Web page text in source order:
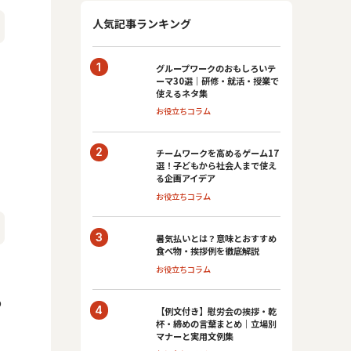
人気記事ランキング
グループワークのおもしろいテ
ーマ30選｜研修・就活・授業で
使えるネタ集
お役立ちコラム
チームワークを高めるゲーム17
選！子どもから社会人まで使え
る企画アイデア
お役立ちコラム
暑気払いとは？意味とおすすめ
食べ物・挨拶例を徹底解説
お役立ちコラム
【例文付き】慰労会の挨拶・乾
杯・締めの言葉まとめ｜立場別
マナーと実用文例集